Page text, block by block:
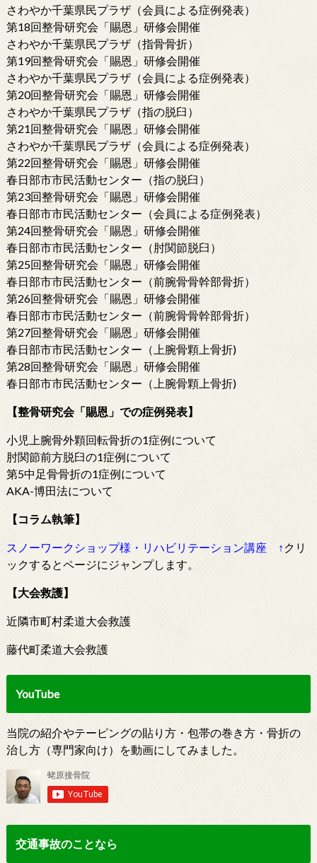
さわやか千葉県民プラザ（会員による症例発表）
第18回整骨研究会「賜恩」研修会開催
さわやか千葉県民プラザ（指骨骨折）
第19回整骨研究会「賜恩」研修会開催
さわやか千葉県民プラザ（会員による症例発表）
第20回整骨研究会「賜恩」研修会開催
さわやか千葉県民プラザ（指の脱臼）
第21回整骨研究会「賜恩」研修会開催
さわやか千葉県民プラザ（会員による症例発表）
第22回整骨研究会「賜恩」研修会開催
春日部市市民活動センター（指の脱臼）
第23回整骨研究会「賜恩」研修会開催
春日部市市民活動センター（会員による症例発表）
第24回整骨研究会「賜恩」研修会開催
春日部市市民活動センター（肘関節脱臼）
第25回整骨研究会「賜恩」研修会開催
春日部市市民活動センター（前腕骨骨幹部骨折）
第26回整骨研究会「賜恩」研修会開催
春日部市市民活動センター（前腕骨骨幹部骨折）
第27回整骨研究会「賜恩」研修会開催
春日部市市民活動センター（上腕骨顆上骨折)
第28回整骨研究会「賜恩」研修会開催
春日部市市民活動センター（上腕骨顆上骨折)
【整骨研究会「賜恩」での症例発表】
小児上腕骨外顆回転骨折の1症例について
肘関節前方脱臼の1症例について
第5中足骨骨折の1症例について
AKA-博田法について
【コラム執筆】
スノーワークショップ様・リハビリテーション講座 ↑ クリ
ックするとページにジャンプします。
【大会救護】
近隣市町村柔道大会救護
藤代町柔道大会救護
YouTube
当院の紹介やテーピングの貼り方・包帯の巻き方・骨折の
治し方（専門家向け）を動画にしてみました。
交通事故のことなら